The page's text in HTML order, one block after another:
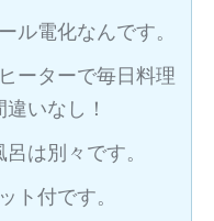
ル電化なんです。
ーターで毎日料理
いなし！
は別々です。
ト付です。